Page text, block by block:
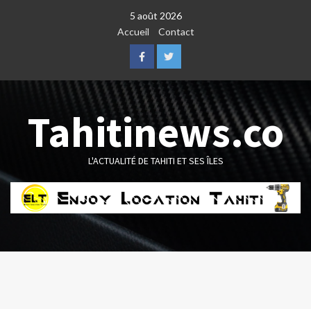
5 août 2026
Accueil
Contact
FacebookTwitter
Tahitinews.co
L'ACTUALITÉ DE TAHITI ET SES ÎLES